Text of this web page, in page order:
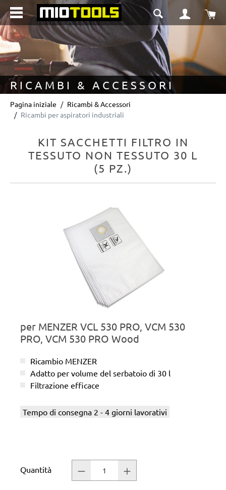
principale Il
RICAMBI & ACCESSORI
Pagina iniziale
Ricambi & Accessori
Ricambi per aspiratori industriali
KIT SACCHETTI FILTRO IN
TESSUTO NON TESSUTO 30 L
(5 PZ.)
Salta la galleria di immagini
per MENZER VCL 530 PRO, VCM 530
PRO, VCM 530 PRO Wood
Ricambio MENZER
Adatto per volume del serbatoio di 30 l
Filtrazione efficace
Tempo di consegna 2 - 4 giorni lavorativi
Quantità